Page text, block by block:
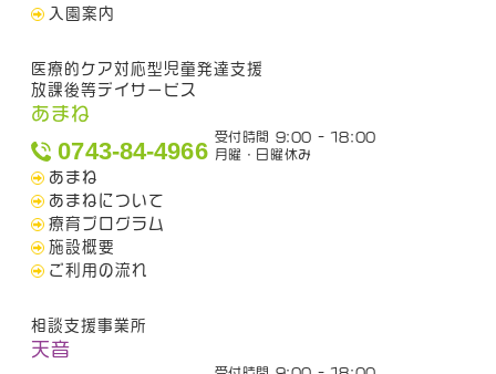
入園案内
医療的ケア対応型児童発達支援
放課後等デイサービス
あまね
0743-84-4966
受付時間 9:00 - 18:00
月曜・日曜休み
あまね
あまねについて
療育プログラム
施設概要
ご利用の流れ
相談支援事業所
天音